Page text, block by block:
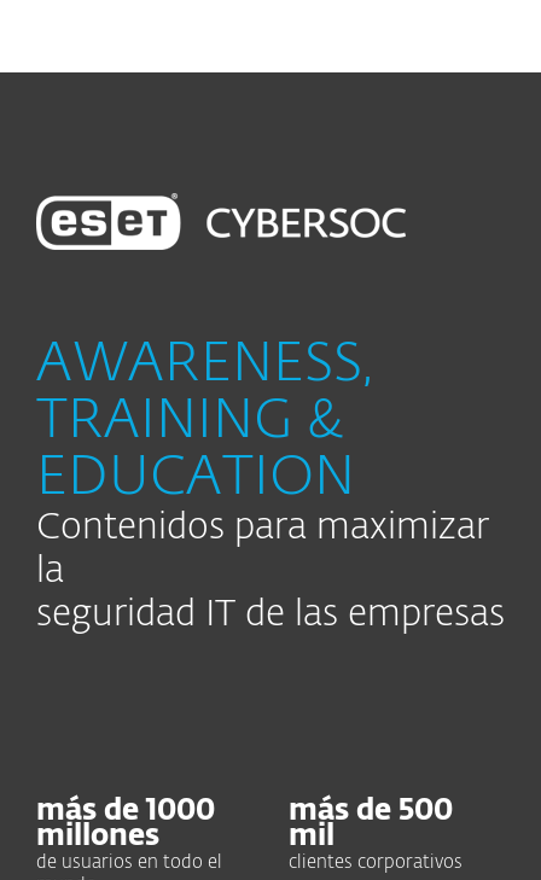
AWARENESS,
TRAINING &
EDUCATION
Contenidos para maximizar
la
seguridad IT de las empresas
más de1000
millones
de usuarios en todo el
más de 500
mil
clientes corporativos